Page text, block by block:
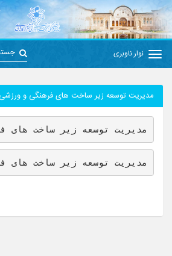
نوار ناوبری
مدیریت توسعه زیر ساخت های فرهنگی و ورزشی
مدیریت توسعه زیر ساخت های
مدیریت توسعه زیر ساخت های